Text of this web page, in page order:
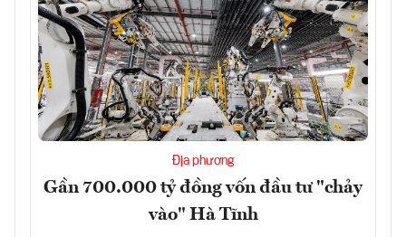
Địa phương
Gần 700.000 tỷ đồng vốn đầu tư "chảy
vào" Hà Tĩnh